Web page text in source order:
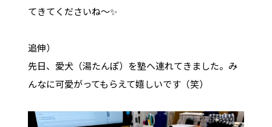
てきてくださいね〜✨
追伸）
先日、愛犬（湯たんぽ）を塾へ連れてきました。み
んなに可愛がってもらえて嬉しいです（笑）